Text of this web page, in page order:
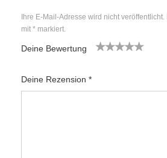
Ihre E-Mail-Adresse wird nicht veröffentlicht.
mit * markiert.
Deine Bewertung
Deine Rezension *